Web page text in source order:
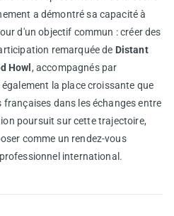
a démontré sa capacité à
d'un objectif commun : créer des
remarquée de Distant
Howl , accompagnés par
la place croissante que
dans les échanges entre
poursuit sur cette trajectoire,
comme un rendez-vous
international.